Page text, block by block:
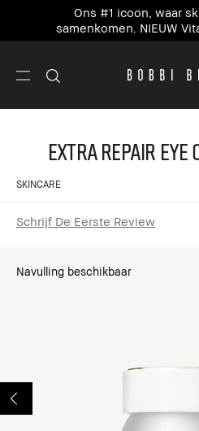
Ons #1 icoon, waar
samenkomen. NIEUW
Base+
Extra Repair Eye
SKINCARE
Schrijf De Eerste Review
Navulling beschikbaar